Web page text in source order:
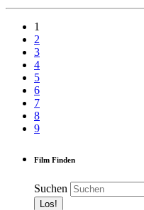
1
2
3
4
5
6
7
8
9
Film Finden
Suchen